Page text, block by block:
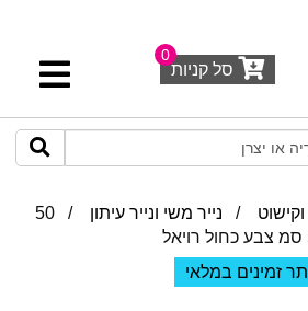
סל קניות
0
/ נייר משי ונייר עיתון
/ 50
זמינים במלאי